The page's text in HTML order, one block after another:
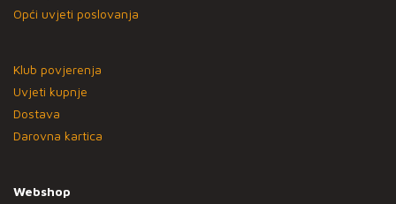
Opći uvjeti poslovanja
Klub povjerenja
Uvjeti kupnje
Dostava
Darovna kartica
Webshop